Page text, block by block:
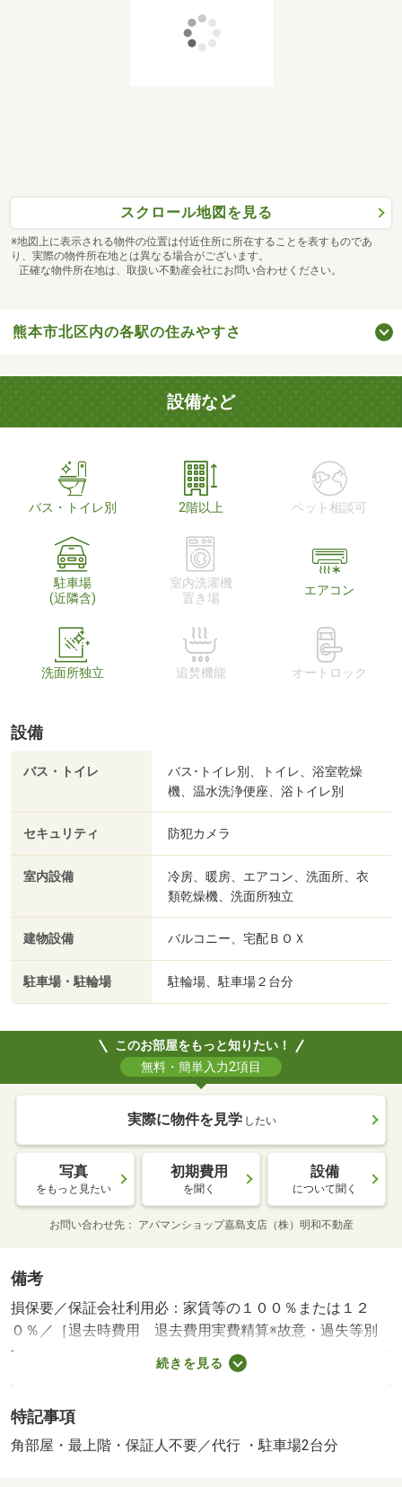
スクロール地図を見る
※地図上に表示される物件の位置は付近住所に所在することを表すものであ
り、実際の物件所在地とは異なる場合がございます。
正確な物件所在地は、取扱い不動産会社にお問い合わせください。
熊本市北区内の各駅の住みやすさ
設備など
バス・トイレ別 2階以上 ペット相談可
駐車場
(近隣含)
室内洗濯機
置き場
エアコン
洗面所独立 追焚機能 オートロック
設備
バス・トイレ
バス･トイレ別、トイレ、浴室乾燥
機、温水洗浄便座、浴トイレ別
セキュリティ 防犯カメラ
室内設備
冷房、暖房、エアコン、洗面所、衣
類乾燥機、洗面所独立
建物設備 バルコニー、宅配ＢＯＸ
駐車場・駐輪場 駐輪場、駐車場２台分
このお部屋をもっと知りたい！
無料・簡単入力2項目
実際に物件を見学 したい
写真
をもっと見たい
初期費用
を聞く
設備
について聞く
お問い合わせ先 アパマンショップ嘉島支店（株）明和不動産
備考
損保要／保証会社利用必：家賃等の１００％または１２
０％／［退去時費用 退去費用実費精算※故意・過失等別
途実費］環境維持費：１ヶ月５５０円（税込）、鍵交換
費：ご契約時１６５００円（税込）、退去時清掃費：５２
数料：１６５００円（税込）、保証委託料：必要 保証会
社：プラザ賃貸保証／バストイレ別／バルコニー／エアコ
続きを見る
特記事項
角部屋・最上階・保証人不要／代行 ・駐車場2台分